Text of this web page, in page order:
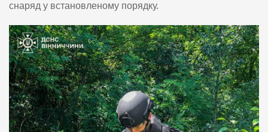
снаряд у встановленому порядку.